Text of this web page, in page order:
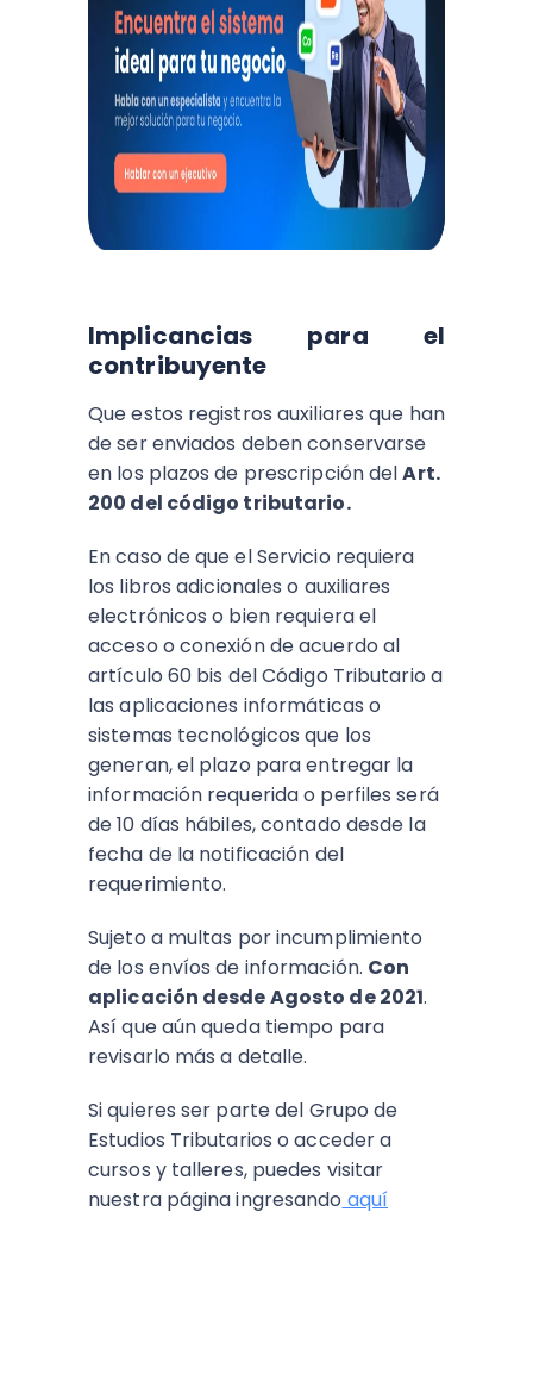
Implicancias para el
contribuyente
Que estos registros auxiliares que han
de ser enviados deben conservarse
en los plazos de prescripción delArt.
200 del código tributario.
En caso de que el Servicio requiera
los libros adicionales o auxiliares
electrónicos o bien requiera el
acceso o conexión de acuerdo al
artículo 60 bis del Código Tributario a
las aplicaciones informáticas o
sistemas tecnológicos que los
generan, el plazo para entregar la
información requerida o perfiles será
de 10 días hábiles, contado desde la
fecha de la notificación del
requerimiento.
Sujeto a multas por incumplimiento
de los envíos de información. Con
aplicación desde Agosto de 2021.
Así que aún queda tiempo para
revisarlo más a detalle.
Si quieres ser parte del Grupo de
Estudios Tributarios o acceder a
cursos y talleres, puedes visitar
nuestra página ingresando aquí